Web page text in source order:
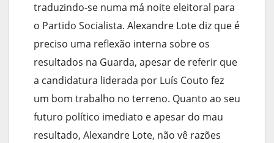
traduzindo-se numa má noite eleitoral para
o Partido Socialista. Alexandre Lote diz que é
preciso uma reflexão interna sobre os
resultados na Guarda, apesar de referir que
a candidatura liderada por Luís Couto fez
um bom trabalho no terreno. Quanto ao seu
futuro político imediato e apesar do mau
resultado, Alexandre Lote, não vê razões